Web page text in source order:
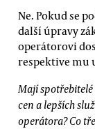
Ne. Pokud se
další úpravy
operátorovi
respektive mu
Mají
cen a lepších
operátora? Co